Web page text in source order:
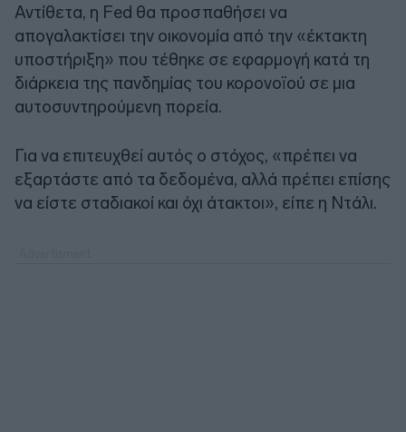
Αντίθετα, η Fed θα προσπαθήσει να
απογαλακτίσει την οικονομία από την «έκτακτη
υποστήριξη» που τέθηκε σε εφαρμογή κατά τη
διάρκεια της πανδημίας του κορονοϊού σε μια
αυτοσυντηρούμενη πορεία.
Για να επιτευχθεί αυτός ο στόχος, «πρέπει να
εξαρτάστε από τα δεδομένα, αλλά πρέπει επίσης
να είστε σταδιακοί και όχι άτακτοι», είπε η Ντάλι.